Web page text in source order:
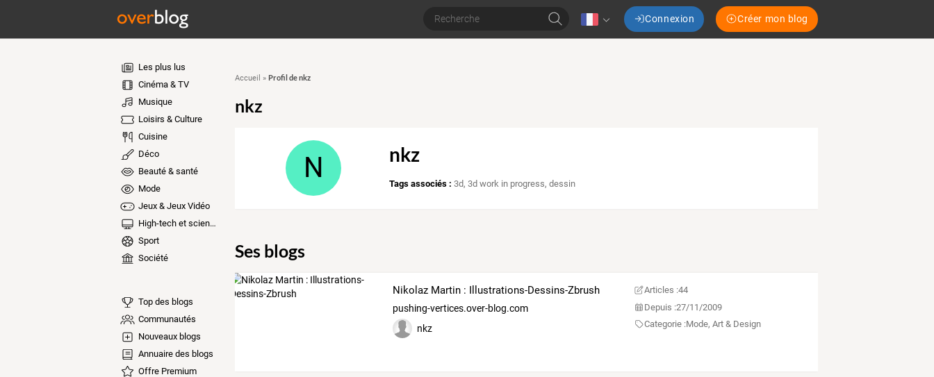
Connexion Créer mon blog
Les plus lus
Cinéma & TV
Musique
Loisirs & Culture
Cuisine
Déco
Beauté & santé
Mode
Jeux & Jeux Vidéo
High-tech et sciences
Sport
Société
Top des blogs
Communautés
Nouveaux blogs
Annuaire des blogs
Offre Premium
Accueil » Profil de nkz
nkz
N nkz
Tags associés : 3d,3d work in progress,dessin
Ses blogs
Nikolaz Martin : Illustrations-Dessins-Zbrush
pushing-vertices.over-blog.com
nkz
Articles :44
Depuis :27/11/2009
Categorie :Mode, Art & Design